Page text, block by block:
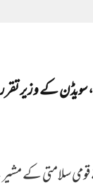
کے وزیر
سلامتی کے